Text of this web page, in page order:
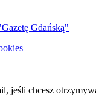
Gdańską"
jeśli chcesz